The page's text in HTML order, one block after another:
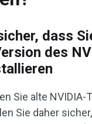
dass
des
Sie alte NVIDIA-
Sie daher